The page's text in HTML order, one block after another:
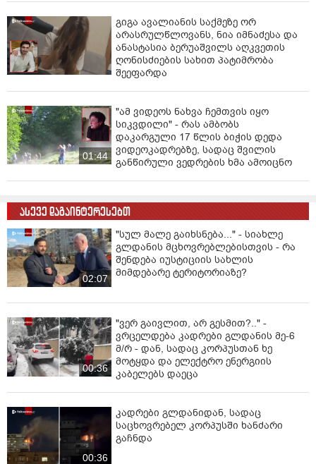
გიგა ავალიანის საქმეზე ორ
არასრულწლოვანს, ნია იმნაძესა და
ანასტასია ბერუაშვილს აღკვეთის
ღონისძიების სახით პატიმრობა
შეეფარდა
01:44
"ამ ვიდეოს ნახვა ჩემთვის იყო
სიკვდილი" - რას ამბობს
დაკარგული 17 წლის ბიჭის დედა
ვიდეოკადრებზე, სადაც შვილის
განწირული ვედრების ხმა ამოიცნო
ასევე დაგაინტერესებთ
02:07
"სულ მალე გაიხსნება..." - სიახლე
გლდანის მცხოვრებლებისთვის - რა
შენდება იუსტიციის სახლის
მიმდებარე ტერიტორიაზე?
00:36
"ვერ გაივლით, არ გესმით?.." -
ვრცელდება კადრები გლდანის მე-6
მ/რ - დან, სადაც კორპუსთან ხე
მოტყდა და ელექტრო ენერგიის
კაბელებს დაეცა
00:36
კადრები გლდანიდან, სადაც
საცხოვრებელ კორპუსში ხანძარი
გაჩნდა